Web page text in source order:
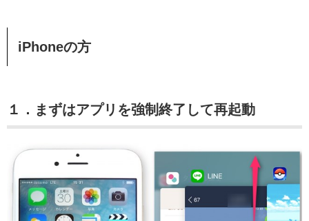
iPhoneの方
１．まずはアプリを強制終了して再起動